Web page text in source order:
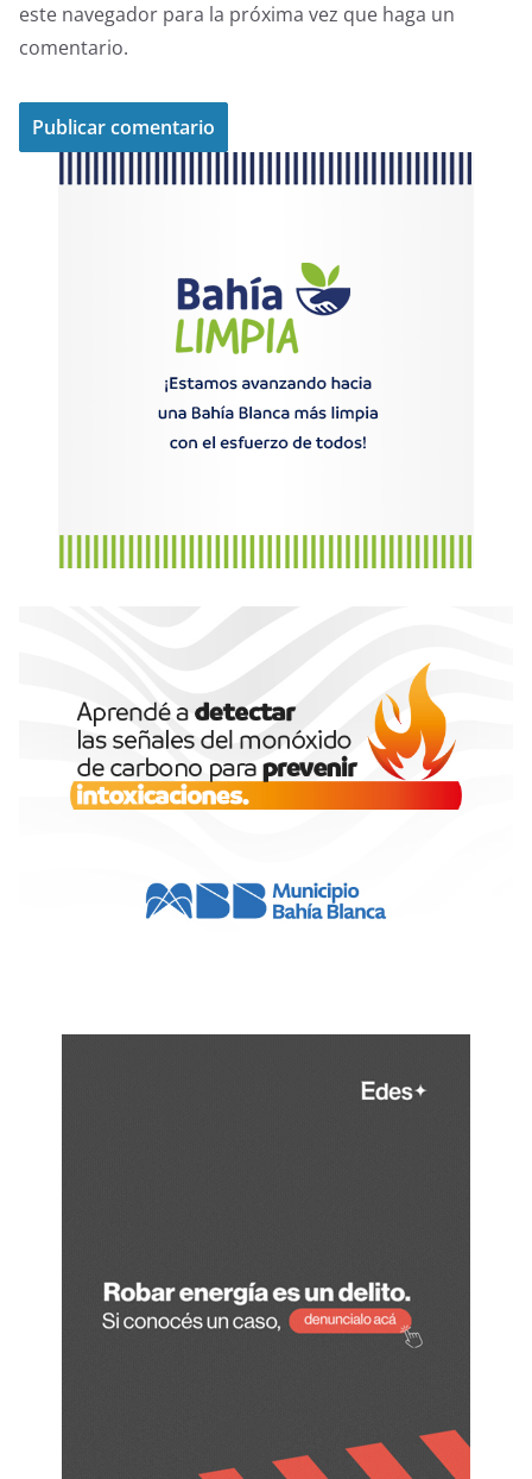
este navegador para la próxima vez que haga un
comentario.